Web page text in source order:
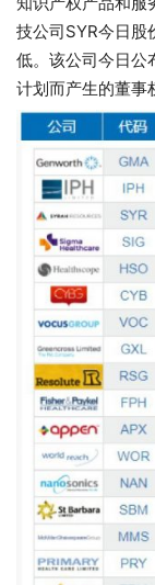
技公司SYR今日股
低。该公司今日公
计划而产生的董事